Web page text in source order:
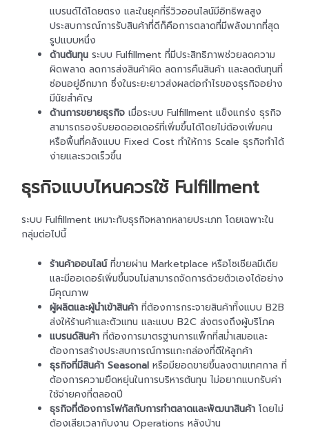
แบรนด์ได้โดยตรง และในยุคที่รีวิวออนไลน์มีอิทธิพลสูง
ประสบการณ์การรับสินค้าที่ดีก็คือการตลาดที่มีพลังมากที่สุด
รูปแบบหนึ่ง
ด้านต้นทุน ระบบ Fulfillment ที่มีประสิทธิภาพช่วยลดความ
ผิดพลาด ลดการส่งสินค้าผิด ลดการคืนสินค้า และลดต้นทุนที่
ซ่อนอยู่อีกมาก ซึ่งในระยะยาวส่งผลต่อกำไรของธุรกิจอย่าง
มีนัยสำคัญ
ด้านการขยายธุรกิจ เมื่อระบบ Fulfillment แข็งแกร่ง ธุรกิจ
สามารถรองรับยอดออเดอร์ที่เพิ่มขึ้นได้โดยไม่ต้องเพิ่มคน
หรือพื้นที่คลังแบบ Fixed Cost ทำให้การ Scale ธุรกิจทำได้
ง่ายและรวดเร็วขึ้น
ธุรกิจแบบไหนควรใช้ Fulfillment
ระบบ Fulfillment เหมาะกับธุรกิจหลากหลายประเภท โดยเฉพาะใน
กลุ่มต่อไปนี้
ร้านค้าออนไลน์ที่ขายผ่าน Marketplace หรือโซเชียลมีเดีย
และมีออเดอร์เพิ่มขึ้นจนไม่สามารถจัดการด้วยตัวเองได้อย่าง
มีคุณภาพ
ผู้ผลิตและผู้นำเข้าสินค้า ที่ต้องการกระจายสินค้าทั้งแบบ B2B
ส่งให้ร้านค้าและตัวแทน และแบบ B2C ส่งตรงถึงผู้บริโภค
แบรนด์สินค้าที่ต้องการมาตรฐานการแพ็กที่สม่ำเสมอและ
ต้องการสร้างประสบการณ์การแกะกล่องที่ดีให้ลูกค้า
ธุรกิจที่มีสินค้า Seasonal หรือมียอดขายขึ้นลงตามเทศกาล ที่
ต้องการความยืดหยุ่นในการบริหารต้นทุน ไม่อยากแบกรับค่า
ใช้จ่ายคงที่ตลอดปี
ธุรกิจที่ต้องการโฟกัสกับการทำตลาดและพัฒนาสินค้า โดยไม่
ต้องเสียเวลากับงาน Operations หลังบ้าน